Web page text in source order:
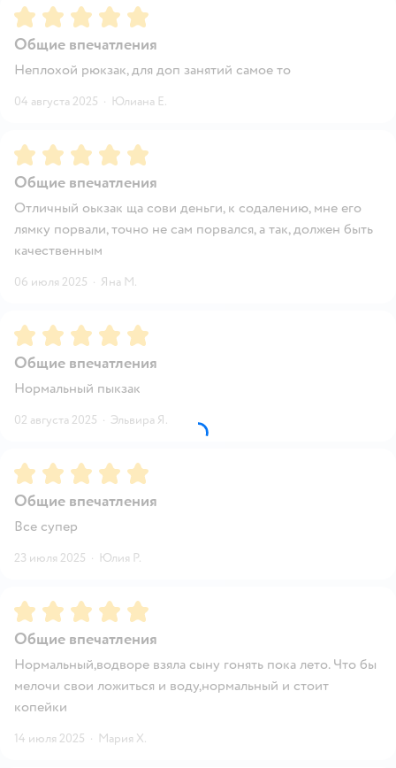
Рейтинг:5
Общие впечатления
Неплохой рюкзак, для доп занятий самое то
04 августа 2025 · Юлиана Е.
Рейтинг:5
Общие впечатления
Отличный оькзак ща сови деньги, к содалению, мне его
лямку порвали, точно не сам порвался, а так, должен быть
качественным
06 июля 2025 · Яна М.
Рейтинг:5
Общие впечатления
Нормальный пыкзак
02 августа 2025 · Эльвира Я.
Рейтинг:5
Общие впечатления
Все супер
23 июля 2025 · Юлия Р.
Рейтинг:5
Общие впечатления
Нормальный,водворе взяла сыну гонять пока лето. Что бы
мелочи свои ложиться и воду,нормальный и стоит
копейки
14 июля 2025 · Мария Х.